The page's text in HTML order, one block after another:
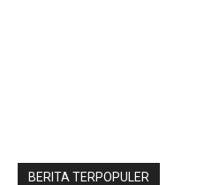
BERITA TERPOPULER